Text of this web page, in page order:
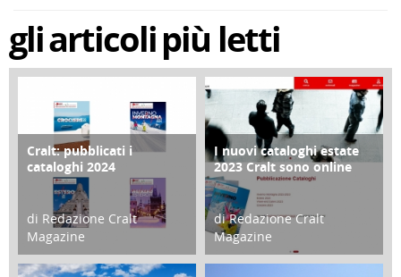
gliarticolipiù letti
COPERTINA
Cralt: pubblicati i
cataloghi 2024
di Redazione Cralt
Magazine
21 Novembre 2023
CONTRO COPERTINA
I nuovi cataloghi estate
2023 Cralt sono online
di Redazione Cralt
Magazine
07 Marzo 2023